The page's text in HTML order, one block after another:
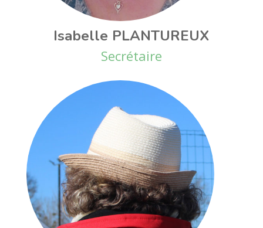
Isabelle PLANTUREUX
Secrétaire